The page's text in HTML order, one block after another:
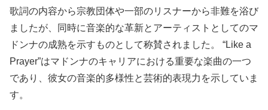
歌詞の内容から宗教団体や一部のリスナーから非難を浴び
ましたが、同時に音楽的な革新とアーティストとしてのマ
ドンナの成熟を示すものとして称賛されました。 “Like a
Prayer”はマドンナのキャリアにおける重要な楽曲の一つ
であり、彼女の音楽的多様性と芸術的表現力を示していま
す。